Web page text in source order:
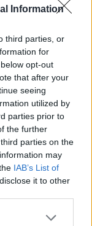
Information
third parties, or
for
opt-out
that after your
seeing
utilized by
parties prior to
the further
parties on the
may
IAB’s List of
it to other